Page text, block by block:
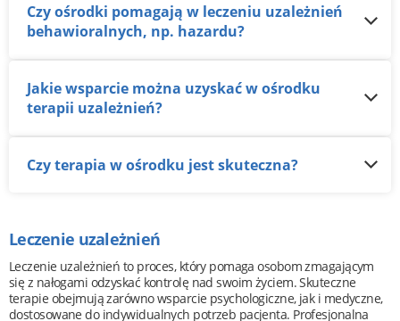
Czy ośrodki pomagają w leczeniu uzależnień
behawioralnych, np. hazardu?
Jakie wsparcie można uzyskać w ośrodku
terapii uzależnień?
Czy terapia w ośrodku jest skuteczna?
Leczenie uzależnień
Leczenie uzależnień to proces, który pomaga osobom zmagającym
się z nałogami odzyskać kontrolę nad swoim życiem. Skuteczne
terapie obejmują zarówno wsparcie psychologiczne, jak i medyczne,
dostosowane do indywidualnych potrzeb pacjenta. Profesjonalna